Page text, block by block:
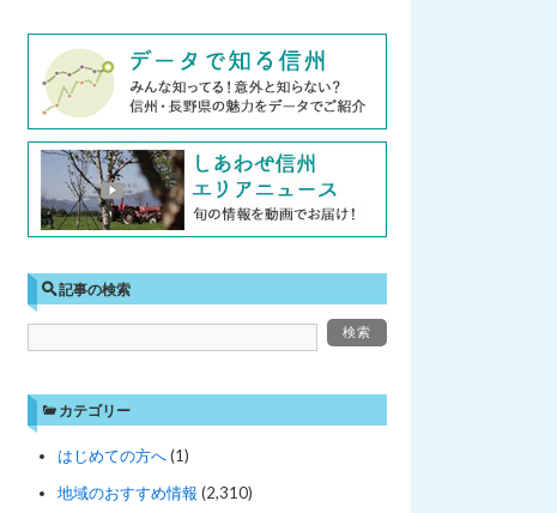
記事の検索
カテゴリー
はじめての方へ(1)
地域のおすすめ情報 (2,310)